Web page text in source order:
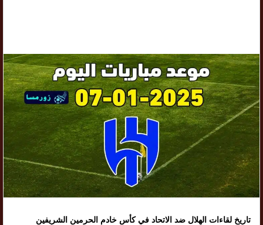
تاريخ لقاءات الهلال ضد الاتحاد في كأس خادم الحرمين الشريفين